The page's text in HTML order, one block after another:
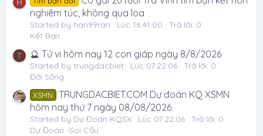
H
nghiêm túc, không qua loa
Started by han99ran Lúc 16:41:00
Trả lời: 0
Kết Bạn
T 🔮 Tử vi hôm nay 12 con giáp ngày 8/8/2026
Started by trungdacbiet Lúc 07:22:06
Trả lời: 0
Đời Sống
XSMN
TRUNGDACBIET.COM Dự đoán KQ XSMN
hôm nay thứ 7 ngày 08/08/2026
Started by Dự Đoán KQSX Lúc 07:22:06
Trả lời: 0
Dự Đoán -Soi Cầu